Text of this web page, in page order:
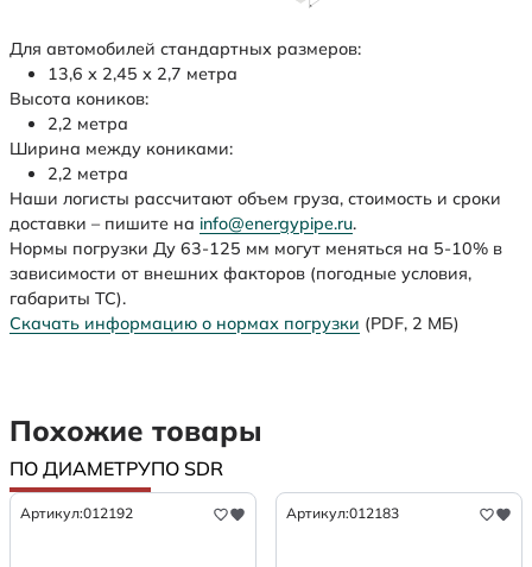
Для автомобилей стандартных размеров:
13,6 х 2,45 х 2,7 метра
Высота коников:
2,2 метра
Ширина между кониками:
2,2 метра
Наши логисты рассчитают объем груза, стоимость и сроки
доставки – пишите на info@energypipe.ru.
Нормы погрузки Ду 63-125 мм могут меняться на 5-10% в
зависимости от внешних факторов (погодные условия,
габариты ТС).
Скачать информацию о нормах погрузки (PDF, 2 МБ)
Похожие товары
ПО ДИАМЕТРУПО SDR
Артикул:012192 Артикул:012183